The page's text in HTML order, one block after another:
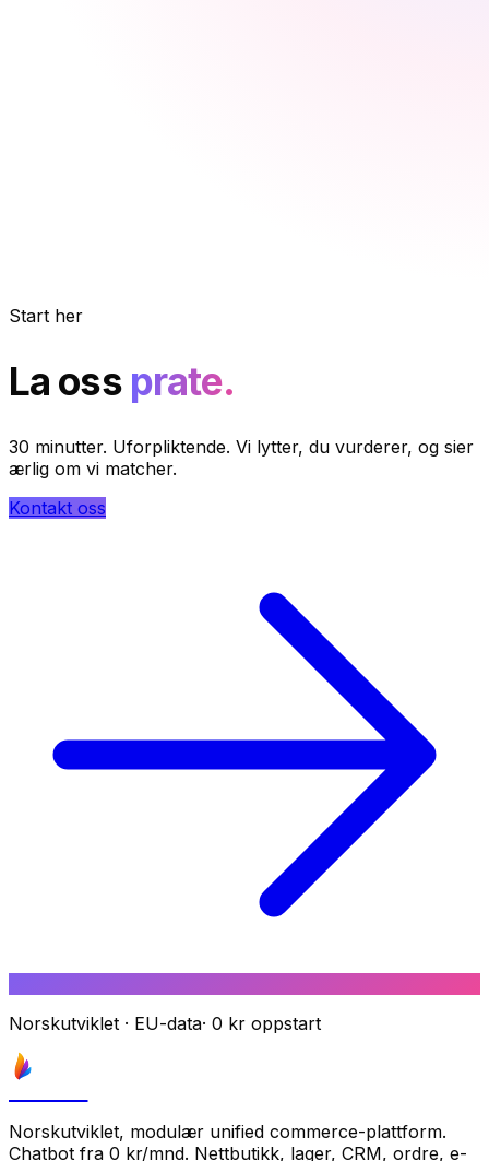
Start her
La oss prate.
30 minutter. Uforpliktende. Vi lytter, du vurderer, og sier
ærlig om vi matcher.
Kontakt oss
Norskutviklet · EU-data· 0 kr oppstart
Norskutviklet, modulær unified commerce-plattform.
Chatbot fra 0 kr/mnd. Nettbutikk, lager, CRM, ordre, e-